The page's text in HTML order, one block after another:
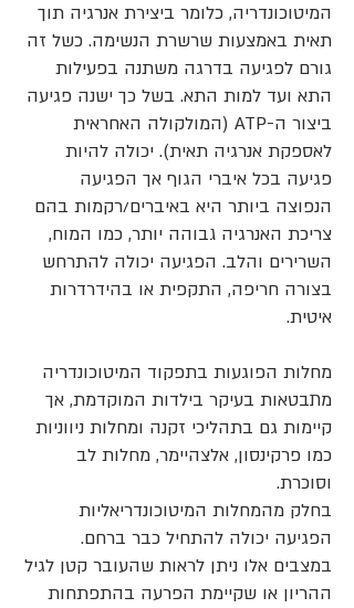
המיטוכונדריה, כלומר ביצירת אנרגיה תוך
תאית באמצעות שרשרת הנשימה. כשל זה
גורם לפגיעה בדרגה משתנה בפעילות
התא ועד למות התא. בשל כך ישנה פגיעה
ביצור ה-ATP (המולקולה האחראית
לאספקת אנרגיה תאית). יכולה להיות
פגיעה בכל איברי הגוף אך הפגיעה
הנפוצה ביותר היא באיברים/רקמות בהם
צריכת האנרגיה גבוהה יותר, כמו המוח,
השרירים והלב. הפגיעה יכולה להתרחש
בצורה חריפה, התקפית או בהידרדרות
איטית.
מחלות הפוגעות בתפקוד המיטוכונדריה
מתבטאות בעיקר בילדות המוקדמת, אך
קיימות גם בתהליכי זקנה ומחלות ניווניות
כמו פרקינסון, אלצהיימר, מחלות לב
וסוכרת.
בחלק מהמחלות המיטוכונדריאליות
הפגיעה יכולה להתחיל כבר ברחם.
במצבים אלו ניתן לראות שהעובר קטן לגיל
ההריון או שקיימת הפרעה בהתפתחות